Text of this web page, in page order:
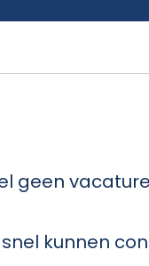
geen
kunnen